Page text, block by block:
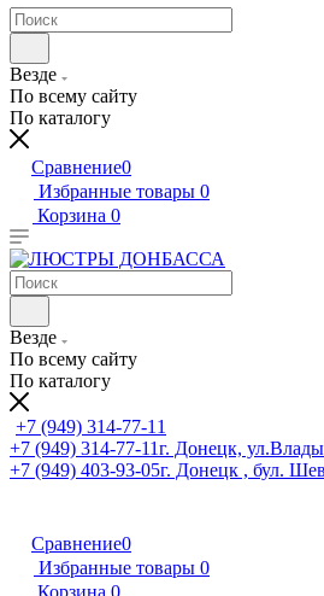
Везде
По всему сайту
По каталогу
Сравнение0
Избранные товары 0
Корзина 0
Везде
По всему сайту
По каталогу
+7 (949) 314-77-11
+7 (949) 314-77-11г. Донецк,
+7 (949) 403-93-05г. Донецк , бул.
Сравнение0
Избранные товары 0
Корзина 0